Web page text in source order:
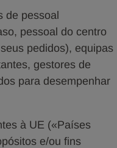
de pessoal
pessoal do centro
pedidos), equipas
gestores de
para desempenhar
à UE («Países
e/ou fins